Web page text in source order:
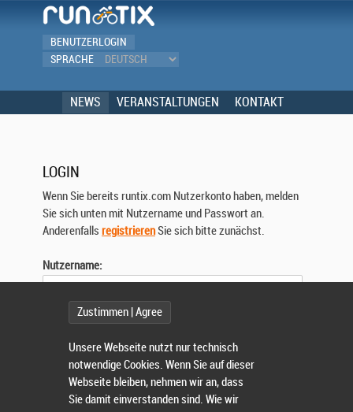
BENUTZERLOGIN
SPRACHE
NEWS VERANSTALTUNGEN KONTAKT
LOGIN
Wenn Sie bereits runtix.com Nutzerkonto haben, melden
Sie sich unten mit Nutzername und Passwort an.
Anderenfalls registrierenSie sich bitte zunächst.
Nutzername:
Passwort:
NutzernameoderPasswortvergessen?
Zustimmen | Agree
Unsere Webseite nutzt nur technisch
notwendige Cookies. Wenn Sie auf dieser
Webseite bleiben, nehmen wir an, dass
Sie damit einverstanden sind. Wie wir